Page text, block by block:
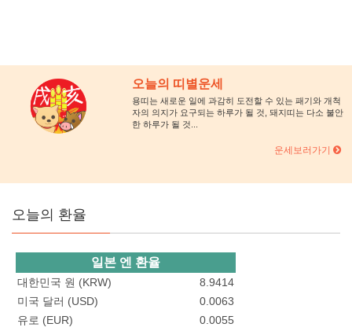
오늘의 띠별운세
용띠는 새로운 일에 과감히 도전할 수 있는 패기와 개척
자의 의지가 요구되는 하루가 될 것, 돼지띠는 다소 불안
한 하루가 될 것...
운세보러가기
오늘의 환율
일본 엔 환율
대한민국 원 (KRW)
8.9414
미국 달러 (USD)
0.0063
유로 (EUR)
0.0055